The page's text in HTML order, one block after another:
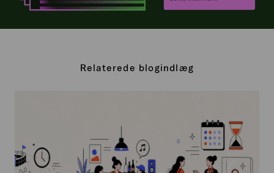
Relaterede blogindlæg